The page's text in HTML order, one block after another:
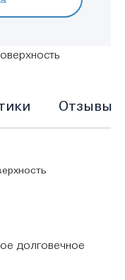
долговечное
Отзывы